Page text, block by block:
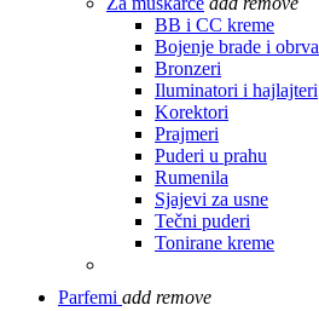
BB i CC kreme
Bojenje brade i obrva
Bronzeri
Iluminatori i hajlajteri
Korektori
Prajmeri
Puderi u prahu
Rumenila
Sjajevi za usne
Tečni puderi
Tonirane kreme
Parfemi add remove